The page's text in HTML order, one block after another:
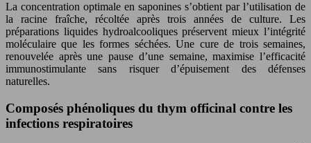
La concentration optimale en saponines s’obtient par l’utilisation de
la racine fraîche, récoltée après trois années de culture. Les
préparations liquides hydroalcooliques préservent mieux l’intégrité
moléculaire que les formes séchées. Une cure de trois semaines,
renouvelée après une pause d’une semaine, maximise l’efficacité
immunostimulante sans risquer d’épuisement des défenses
naturelles.
Composés phénoliques du thym officinal contre les
infections respiratoires